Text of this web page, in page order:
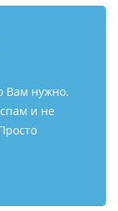
Вам нужно.
и не